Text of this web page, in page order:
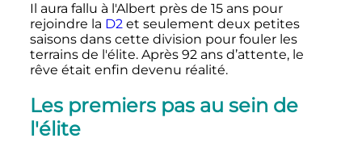
Il aura fallu à l'Albert près de 15 ans pour
rejoindre la D2et seulement deux petites
saisons dans cette division pour fouler les
terrains de l'élite. Après 92 ans d’attente, le
rêve était enfin devenu réalité.
Les premiers pas au sein de
l'élite